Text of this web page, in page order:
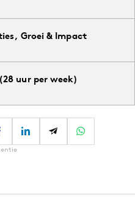
Groei & Impact
uur per week)